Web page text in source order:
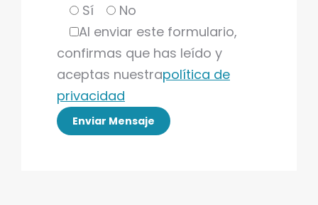
Sí
No
Al enviar este formulario,
confirmas que has leído y
aceptas nuestrapolítica de
privacidad